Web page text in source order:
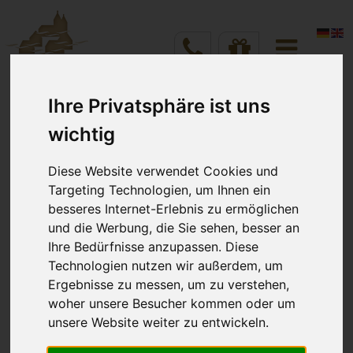
Ihre Privatsphäre ist uns
wichtig
Diese Website verwendet Cookies und
Targeting Technologien, um Ihnen ein
besseres Internet-Erlebnis zu ermöglichen
und die Werbung, die Sie sehen, besser an
Ihre Bedürfnisse anzupassen. Diese
Technologien nutzen wir außerdem, um
Ergebnisse zu messen, um zu verstehen,
woher unsere Besucher kommen oder um
unsere Website weiter zu entwickeln.
Anreise
Aug 2026
9 10
Zimmer Personen
Verfügbarkeit prüfen
Vineta Hotels Usedom
Verschiedenes
Willkommen im Team
Schön, dass Sie dabei sind.
Ihr persönlicher Bereich – alles Wichtige auf einen
Blick.